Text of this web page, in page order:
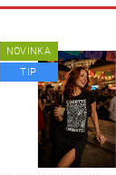
NOVINKA
TIP